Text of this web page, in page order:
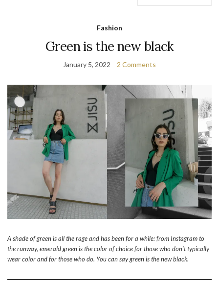
Fashion
Green is the new black
January 5, 2022 2 Comments
A shade of green is all the rage and has been for a while: from Instagram to
the runway, emerald green is the color of choice for those who don’t typically
wear color and for those who do. You can say green is the new black.